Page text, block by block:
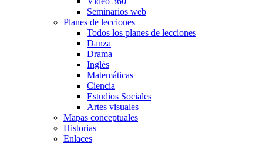
Seminarios web
Planes de lecciones
Todos los planes de lecciones
Danza
Drama
Inglés
Matemáticas
Ciencia
Estudios Sociales
Artes visuales
Mapas conceptuales
Historias
Enlaces